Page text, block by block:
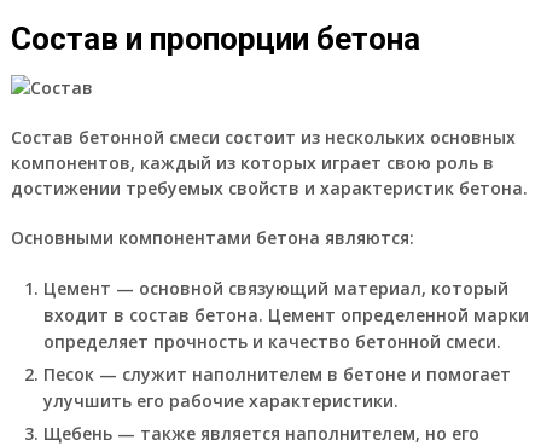
Состав и пропорции бетона
Состав бетонной смеси состоит из нескольких основных
компонентов, каждый из которых играет свою роль в
достижении требуемых свойств и характеристик бетона.
Основными компонентами бетона являются:
Цемент — основной связующий материал, который
входит в состав бетона. Цемент определенной марки
определяет прочность и качество бетонной смеси.
Песок — служит наполнителем в бетоне и помогает
улучшить его рабочие характеристики.
Щебень — также является наполнителем, но его